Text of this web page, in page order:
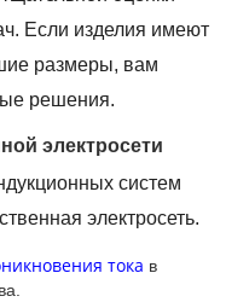
Если изделия имеют
размеры, вам
решения.
электросети
систем
электросеть.
тока в